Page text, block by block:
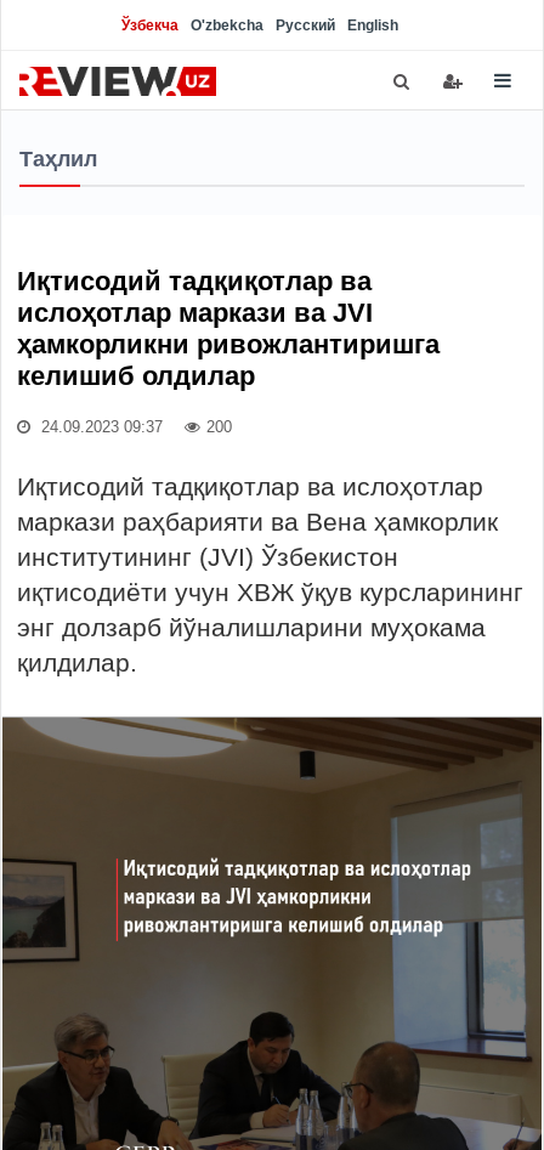
Ўзбекча O'zbekcha Русский English
Таҳлил
Иқтисодий тадқиқотлар ва
ислоҳотлар маркази ва JVI
ҳамкорликни ривожлантиришга
келишиб олдилар
24.09.2023 09:37 200
Иқтисодий тадқиқотлар ва ислоҳотлар
маркази раҳбарияти ва Вена ҳамкорлик
институтининг (JVI) Ўзбекистон
иқтисодиёти учун ХВЖ ўқув курсларининг
энг долзарб йўналишларини муҳокама
қилдилар.